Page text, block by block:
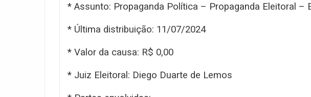
* Assunto: Propaganda Política – Propaganda Eleitoral –
* Última distribuição: 11/07/2024
* Valor da causa: R$ 0,00
* Juiz Eleitoral: Diego Duarte de Lemos